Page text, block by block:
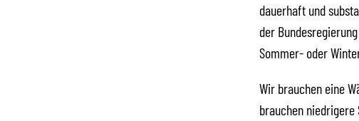
dauerhaft und
der
Sommer- oder
Wir brauchen eine
brauchen